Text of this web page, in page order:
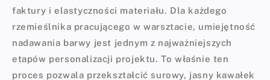
faktury i elastyczności materiału. Dla każdego
rzemieślnika pracującego w warsztacie, umiejętność
nadawania barwy jest jednym z najważniejszych
etapów personalizacji projektu. To właśnie ten
proces pozwala przekształcić surowy, jasny kawałek